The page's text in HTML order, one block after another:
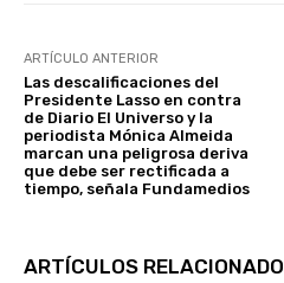
ARTÍCULO ANTERIOR
Las descalificaciones del
Presidente Lasso en contra
de Diario El Universo y la
periodista Mónica Almeida
marcan una peligrosa deriva
que debe ser rectificada a
tiempo, señala Fundamedios
ARTÍCULOS